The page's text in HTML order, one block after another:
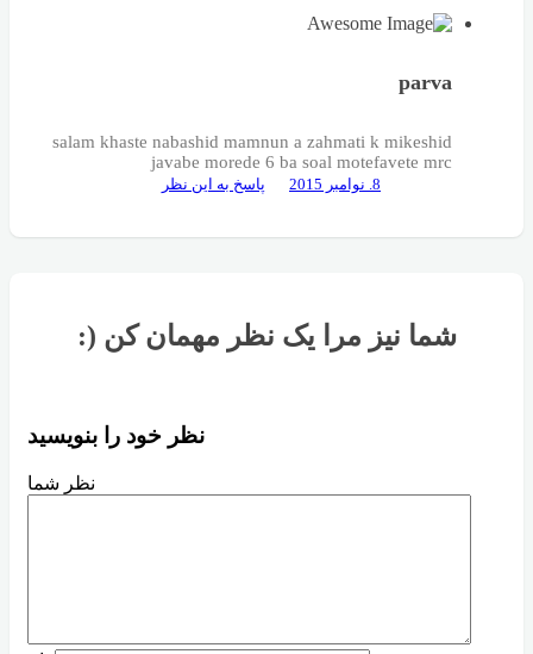
parva
salam khaste nabashid mamnun a zahmati k mikeshid
javabe morede 6 ba soal motefavete mrc
8. نوامبر 2015 پاسخ به این نظر
:) شما نیز مرا یک نظر مهمان کن
نظر خود را بنویسید
نظر شما